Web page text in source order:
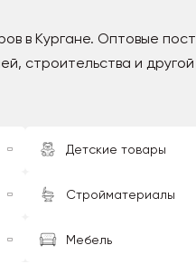
в Кургане. Оптовые
строительства и
Детские товары
Стройматериалы
Мебель